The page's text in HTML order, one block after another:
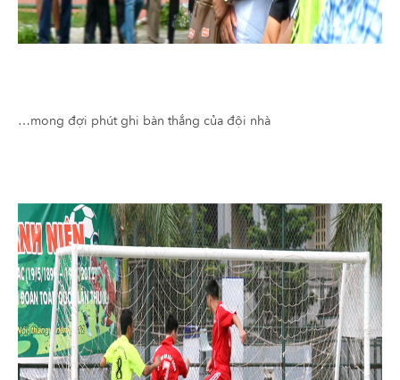
…mong đợi phút ghi bàn thắng của đội nhà